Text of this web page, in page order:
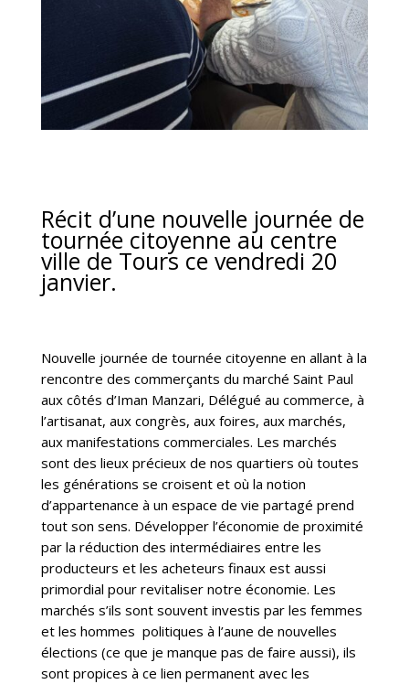
Récit d’une nouvelle journée de
tournée citoyenne au centre
ville de Tours ce vendredi 20
janvier.
Nouvelle journée de tournée citoyenne en allant à la
rencontre des commerçants du marché Saint Paul
aux côtés d’Iman Manzari, Délégué au commerce, à
l’artisanat, aux congrès, aux foires, aux marchés,
aux manifestations commerciales. Les marchés
sont des lieux précieux de nos quartiers où toutes
les générations se croisent et où la notion
d’appartenance à un espace de vie partagé prend
tout son sens. Développer l’économie de proximité
par la réduction des intermédiaires entre les
producteurs et les acheteurs finaux est aussi
primordial pour revitaliser notre économie. Les
marchés s’ils sont souvent investis par les femmes
et les hommes politiques à l’aune de nouvelles
élections (ce que je manque pas de faire aussi), ils
sont propices à ce lien permanent avec les